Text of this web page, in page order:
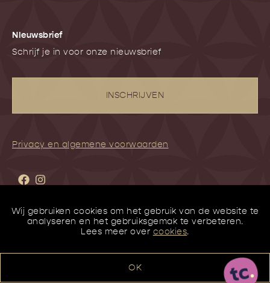
Wij gebruiken cookies om het gebruik van de website te
analyseren en het gebruiksgemak te verbeteren.
Lees meer over cookies.
OK
NIeuwsbrief
Schrijf je in voor onze nieuwsbrief
INSCHRIJVEN
Privacy en algemene voorwaarden